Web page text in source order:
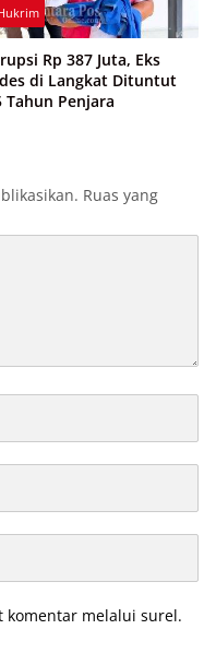
Rp 387 Juta, Eks
di Langkat Dituntut
Tahun Penjara
Ruas yang
komentar melalui surel.